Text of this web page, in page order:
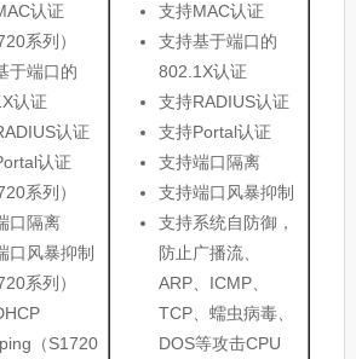
认证
系列）
于端口的
认证
认证
认证
系列）
口隔离
口风暴抑制
系列）
（S1720
支持MAC认证
支持基于端口的
802.1X认证
支持RADIUS认证
支持Portal认证
支持端口隔离
支持端口风暴抑制
支持系统自防御，
防止广播流、
ARP、ICMP、
TCP、蠕虫病毒、
DOS等攻击CPU